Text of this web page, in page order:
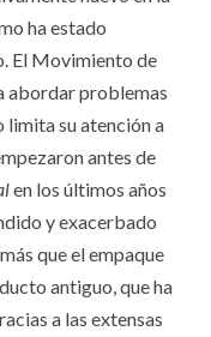
ha estado
El Movimiento de
abordar problemas
limita su atención a
antes de
en los últimos años
y exacerbado
que el empaque
antiguo, que ha
a las extensas